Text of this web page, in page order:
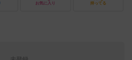
お気に入り 持ってる